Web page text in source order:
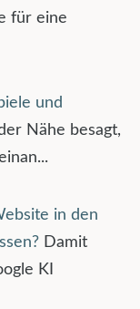
für eine
und
Nähe besagt,
in den
Damit
KI